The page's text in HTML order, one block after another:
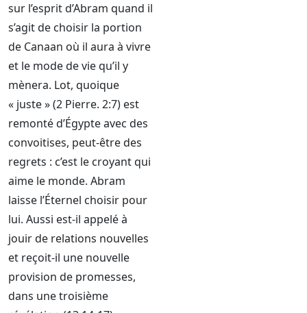
sur l’esprit d’Abram quand il
s’agit de choisir la portion
de Canaan où il aura à vivre
et le mode de vie qu’il y
mènera. Lot, quoique
« juste » (2 Pierre. 2:7) est
remonté d’Égypte avec des
convoitises, peut-être des
regrets : c’est le croyant qui
aime le monde. Abram
laisse l’Éternel choisir pour
lui. Aussi est-il appelé à
jouir de relations nouvelles
et reçoit-il une nouvelle
provision de promesses,
dans une troisième